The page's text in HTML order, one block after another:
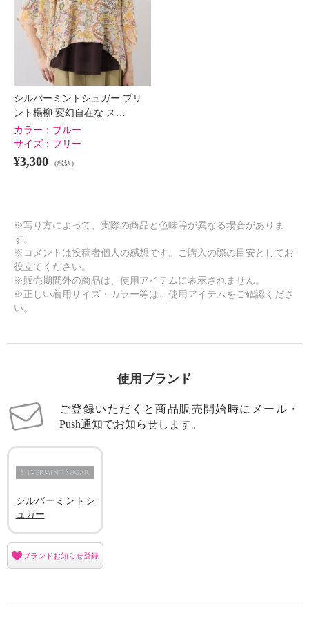
シルバーミントシュガー プリ
ント楊柳 変幻自在な ス…
カラー： ブルー
サイズ： フリー
¥3,300 （税込）
※写り方によって、実際の商品と色味等が異なる場合がありま
す。
※コメントは投稿者個人の感想です。ご購入の際の目安としてお
役立てください。
※販売期間外の商品は、使用アイテムに表示されません。
※正しい着用サイズ・カラー等は、使用アイテムをご確認くださ
い。
使用ブランド
ご登録いただくと商品販売開始時にメール・
Push通知でお知らせします。
シルバーミントシ
ュガー
ブランドお知らせ登録